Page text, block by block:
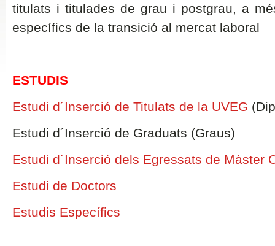
titulats i titulades de grau i postgrau, a
específics de la transició al mercat laboral
ESTUDIS
Estudi d´Inserció de Titulats de la UVEG
Estudi d´Inserció de Graduats (Graus)
Estudi d´Inserció dels Egressats de Màster
Estudi de Doctors
Estudis Específics